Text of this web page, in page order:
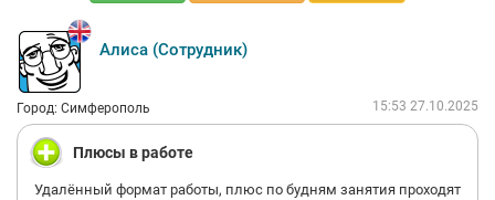
Алиса (Сотрудник)
Город: Симферополь 15:53 27.10.2025
Плюсы в работе
Удалённый формат работы, плюс по будням занятия проходят